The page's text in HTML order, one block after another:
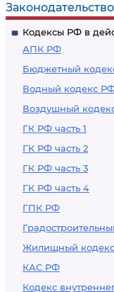
Кодексы РФ в
АПК РФ
Бюджетный
Водный кодекс
Воздушный
ГК РФ часть 1
ГК РФ часть 2
ГК РФ часть 3
ГК РФ часть 4
ГПК РФ
Жилищный
КАС РФ
Кодекс